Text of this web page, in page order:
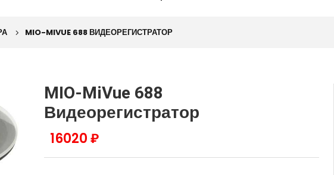
MIO-MIVUE 688 ВИДЕОРЕГИСТРАТОР
MIO-MiVue 688
Видеорегистратор
16020 ₽